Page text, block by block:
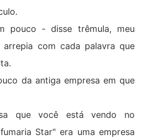
pouco - disse trêmula, meu
arrepia com cada palavra que
da antiga empresa em que
que você está vendo no
Star" era uma empresa